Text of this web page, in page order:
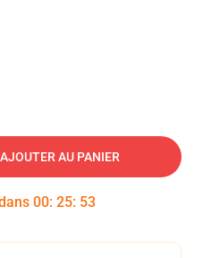
AJOUTER AU PANIER
00: 25: 52